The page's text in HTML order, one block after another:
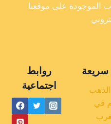
الموجودة على موقعنا
روابط
اجتماعية
سريعة
في